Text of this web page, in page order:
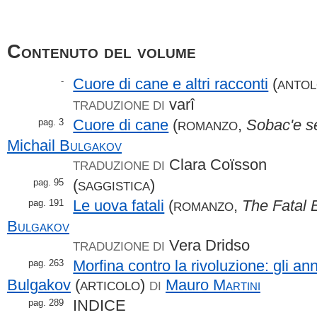
Contenuto del volume
- Cuore di cane e altri racconti (
TRADUZIONE DI varî
pag. 3 Cuore di cane (ROMANZO,Sobac'e
Michail Bulgakov
TRADUZIONE DI Clara Coïsson
pag. 95 (SAGGISTICA)
pag. 191 Le uova fatali (ROMANZO, The Fatal
Bulgakov
TRADUZIONE DI Vera Dridso
pag. 263
Morfina contro la rivoluzione: gli
Bulgakov (ARTICOLO) DI Mauro Martini
pag. 289 INDICE